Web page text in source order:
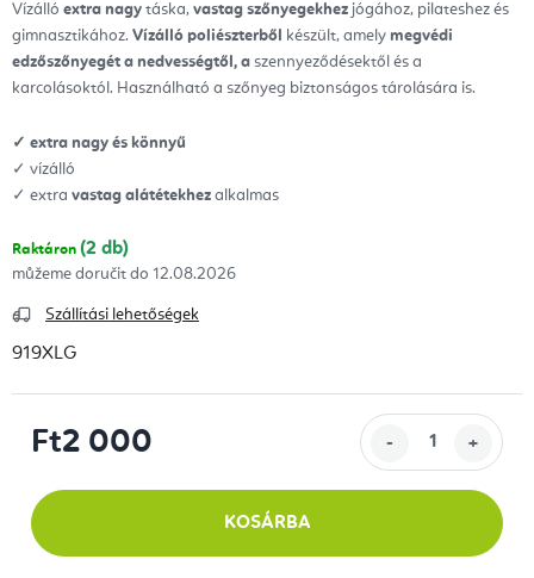
Vízálló extra nagy táska, vastag szőnyegekhez jógához, pilateshez és
gimnasztikához. Vízálló poliészterből készült, amely megvédi
edzőszőnyegét a nedvességtől, a szennyeződésektől és a
karcolásoktól. Használható a szőnyeg biztonságos tárolására is.
✓ extra nagy és könnyű
✓ vízálló
✓ extra vastag alátétekhez alkalmas
Raktáron (2 db)
12.08.2026
Szállítási lehetőségek
919XLG
Ft2 000
KOSÁRBA